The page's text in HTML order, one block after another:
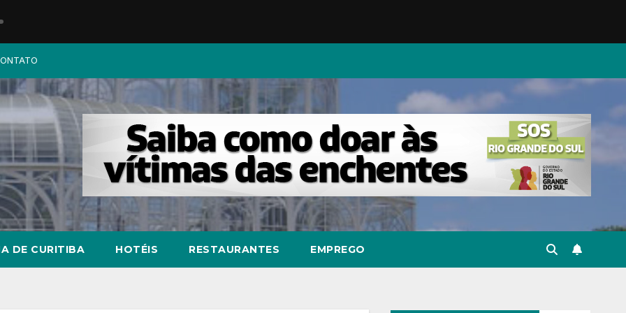
DE CURITIBA HOTÉIS RESTAURANTES EMPREGO